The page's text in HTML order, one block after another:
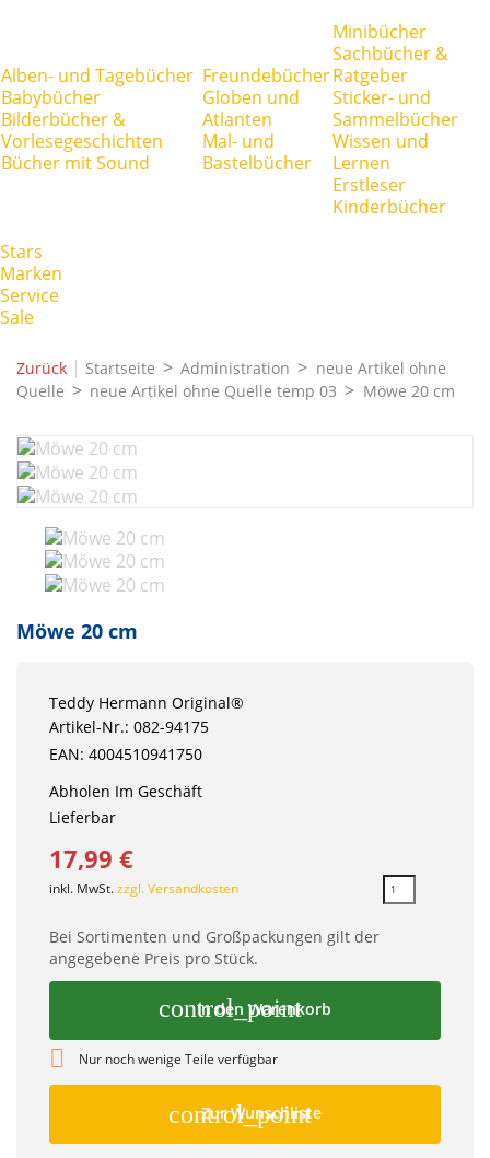
Alben- und Tagebücher
Babybücher
Bilderbücher &
Vorlesegeschichten
Bücher mit Sound
Freundebücher
Globen und
Atlanten
Mal- und
Bastelbücher
Minibücher
Sachbücher &
Ratgeber
Sticker- und
Sammelbücher
Wissen und
Lernen
Erstleser
Kinderbücher
Stars
Marken
Service
Sale
Zurück | Startseite Administration
neue Artikel ohne
Quelle
neue Artikel ohne Quelle temp 03 Möwe 20 cm
Möwe 20 cm
Teddy Hermann Original®
Artikel-Nr.: 082-94175
EAN: 4004510941750
Abholen Im Geschäft
Lieferbar
17,99 €
inkl. MwSt.zzgl. Versandkosten
Bei Sortimenten und Großpackungen gilt der
angegebene Preis pro Stück.
control_point
In den Warenkorb
 Nur noch wenige Teile verfügbar
control_point
Zur Wunschliste